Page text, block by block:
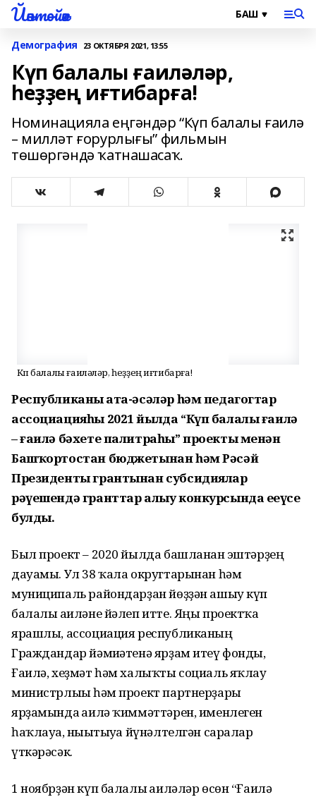
Йәнтөйәк
Демография 23 ОКТЯБРЯ 2021, 13:55
Күп балалы ғаиләләр,
һеҙҙең иғтибарға!
Номинацияла еңгәндәр “Күп балалы ғаилә
– милләт ғорурлығы” фильмын
төшөргәндә ҡатнашасаҡ.
Күп балалы ғаиләләр, һеҙҙең иғтибарға!
Республиканың ата-әсәләр һәм педагогтар
ассоциацияһы 2021 йылда “Күп балалы ғаилә
– ғаилә бәхете палитраһы” проекты менән
Башҡортостан бюджетынан һәм Рәсәй
Президенты грантынан субсидиялар
рәүешендә гранттар алыу конкурсында еңеүсе
булды.
Был проект – 2020 йылда башланған эштәрҙең
дауамы. Ул 38 ҡала округтарынан һәм
муниципаль райондарҙан йөҙҙән ашыу күп
балалы ғаиләне йәлеп итте. Яңы проектҡа
ярашлы, ассоциация республиканың
Граждандар йәмғиәтенә ярҙам итеү фонды,
Ғаилә, хеҙмәт һәм халыҡты социаль яҡлау
министрлығы һәм проект партнерҙары
ярҙамында ғаилә ҡиммәттәрен, именлеген
һаҡлауға, нығытыуға йүнәлтелгән саралар
үткәрәсәк.
1 ноябрҙән күп балалы ғаиләләр өсөн “Ғаилә